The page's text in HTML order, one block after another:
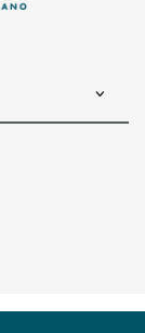
elettronica)